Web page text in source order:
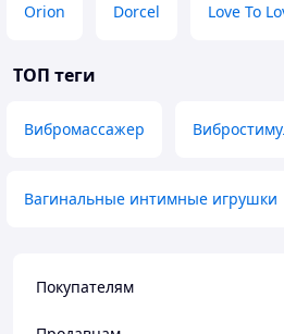
Orion Dorcel Love To
ТОП теги
Вибромассажер
Вагинальные интимные игрушки
Покупателям